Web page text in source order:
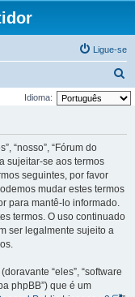
Ligue-se
e
Idioma:
“nosso”, “Fórum do
sujeitar-se aos termos
seguintes, por favor
mudar estes termos
para mantê-lo informado.
termos. O uso continuado
ser legalmente sujeito a
“eles”, “software
phpBB”) que é um